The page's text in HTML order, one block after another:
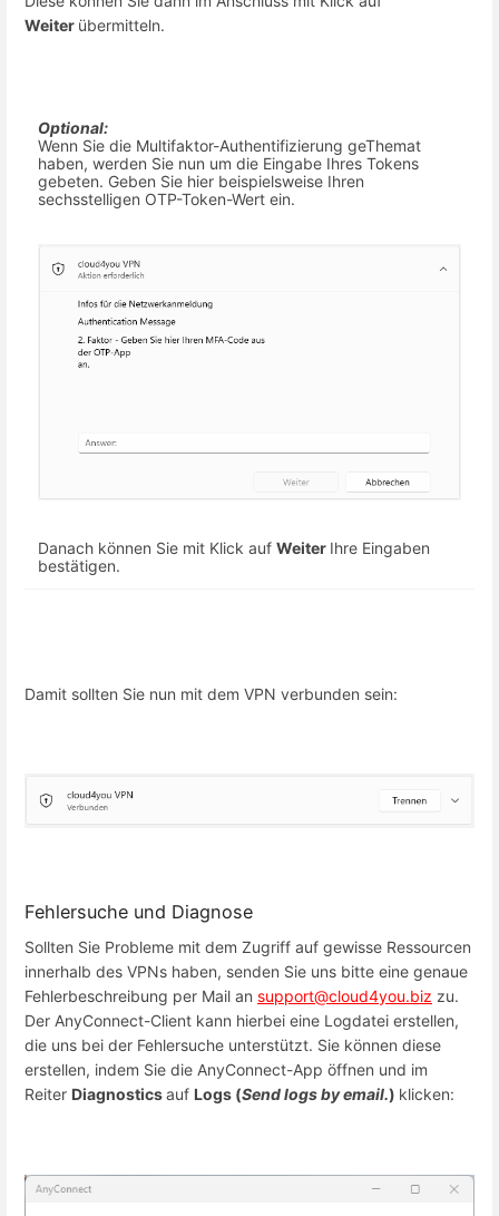
Weiter übermitteln.
Optional:
Wenn Sie die Multifaktor-Authentifizierung geThemat
haben, werden Sie nun um die Eingabe Ihres Tokens
gebeten. Geben Sie hier beispielsweise Ihren
sechsstelligen OTP-Token-Wert ein.
Danach können Sie mit Klick auf Weiter Ihre Eingaben
bestätigen.
Damit sollten Sie nun mit dem VPN verbunden sein:
Fehlersuche und Diagnose
Sollten Sie Probleme mit dem Zugriff auf gewisse Ressourcen
innerhalb des VPNs haben, senden Sie uns bitte eine genaue
Fehlerbeschreibung per Mail an support@cloud4you.biz zu.
Der AnyConnect-Client kann hierbei eine Logdatei erstellen,
die uns bei der Fehlersuche unterstützt. Sie können diese
erstellen, indem Sie die AnyConnect-App öffnen und im
Reiter Diagnosticsauf Logs (Send logs by email.) klicken: